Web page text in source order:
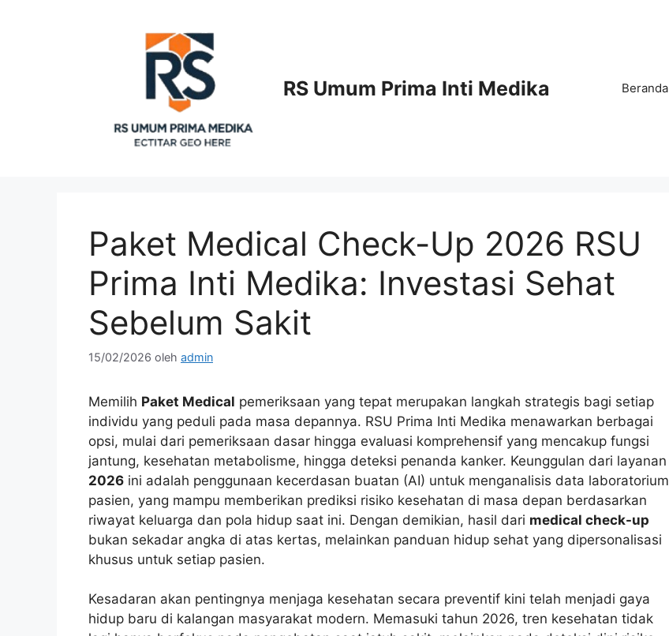
RS Umum Prima Inti Medika Beranda
Paket Medical Check-Up 2026 RSU
Prima Inti Medika: Investasi Sehat
Sebelum Sakit
15/02/2026 oleh admin
Memilih Paket Medical pemeriksaan yang tepat merupakan langkah strategis bagi setiap
individu yang peduli pada masa depannya. RSU Prima Inti Medika menawarkan berbagai
opsi, mulai dari pemeriksaan dasar hingga evaluasi komprehensif yang mencakup fungsi
jantung, kesehatan metabolisme, hingga deteksi penanda kanker. Keunggulan dari layanan
2026 ini adalah penggunaan kecerdasan buatan (AI) untuk menganalisis data laboratorium
pasien, yang mampu memberikan prediksi risiko kesehatan di masa depan berdasarkan
riwayat keluarga dan pola hidup saat ini. Dengan demikian, hasil dari medical check-up
bukan sekadar angka di atas kertas, melainkan panduan hidup sehat yang dipersonalisasi
khusus untuk setiap pasien.
Kesadaran akan pentingnya menjaga kesehatan secara preventif kini telah menjadi gaya
hidup baru di kalangan masyarakat modern. Memasuki tahun 2026, tren kesehatan tidak